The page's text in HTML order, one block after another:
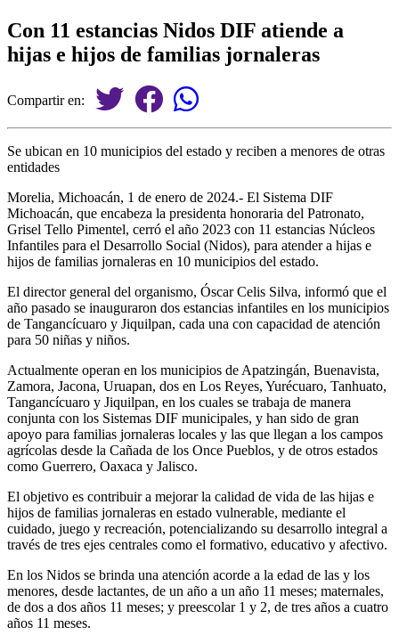
Con 11 estancias Nidos DIF atiende a
hijas e hijos de familias jornaleras
Compartir en:
Se ubican en 10 municipios del estado y reciben a menores de otras
entidades
Morelia, Michoacán, 1 de enero de 2024.- El Sistema DIF
Michoacán, que encabeza la presidenta honoraria del Patronato,
Grisel Tello Pimentel, cerró el año 2023 con 11 estancias Núcleos
Infantiles para el Desarrollo Social (Nidos), para atender a hijas e
hijos de familias jornaleras en 10 municipios del estado.
El director general del organismo, Óscar Celis Silva, informó que el
año pasado se inauguraron dos estancias infantiles en los municipios
de Tangancícuaro y Jiquilpan, cada una con capacidad de atención
para 50 niñas y niños.
Actualmente operan en los municipios de Apatzingán, Buenavista,
Zamora, Jacona, Uruapan, dos en Los Reyes, Yurécuaro, Tanhuato,
Tangancícuaro y Jiquilpan, en los cuales se trabaja de manera
conjunta con los Sistemas DIF municipales, y han sido de gran
apoyo para familias jornaleras locales y las que llegan a los campos
agrícolas desde la Cañada de los Once Pueblos, y de otros estados
como Guerrero, Oaxaca y Jalisco.
El objetivo es contribuir a mejorar la calidad de vida de las hijas e
hijos de familias jornaleras en estado vulnerable, mediante el
cuidado, juego y recreación, potencializando su desarrollo integral a
través de tres ejes centrales como el formativo, educativo y afectivo.
En los Nidos se brinda una atención acorde a la edad de las y los
menores, desde lactantes, de un año a un año 11 meses; maternales,
de dos a dos años 11 meses; y preescolar 1 y 2, de tres años a cuatro
años 11 meses.